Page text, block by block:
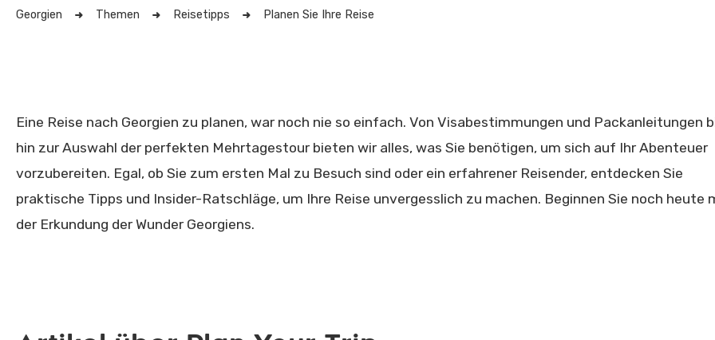
Georgien Themen Reisetipps Planen Sie Ihre Reise
Eine Reise nach Georgien zu planen, war noch nie so einfach. Von Visabestimmungen und Packanleitungen
hin zur Auswahl der perfekten Mehrtagestour bieten wir alles, was Sie benötigen, um sich auf Ihr Abenteuer
vorzubereiten. Egal, ob Sie zum ersten Mal zu Besuch sind oder ein erfahrener Reisender, entdecken Sie
praktische Tipps und Insider-Ratschläge, um Ihre Reise unvergesslich zu machen. Beginnen Sie noch heute
der Erkundung der Wunder Georgiens.